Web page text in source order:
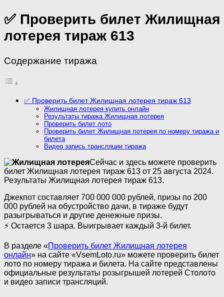
✅ Проверить билет Жилищная
лотерея тираж 613
Содержание тиража
✅ Проверить билет Жилищная лотерея тираж 613
Жилищная лотерея купить онлайн
Результаты тиража Жилищная лотерея
Проверить билет лото
Проверить билет Жилищная лотерея по номеру тиража и
билета
Видео запись трансляции тиража
Сейчас и здесь можете проверить
билет Жилищная лотерея тираж 613 от 25 августа 2024.
Результаты Жилищная лотерея тираж 613.
Джекпот составляет 700 000 000 рублей, призы по 200
000 рублей на обустройство дачи, в тираже будут
разыгрываться и другие денежные призы.
⚡ Остается 3 шара. Выигрывает каждый 3-й билет.
В разделе «Проверить билет Жилищная лотерея
онлайн» на сайте «VsemLoto.ru» можете проверить билет
лото по номеру тиража и билета. На сайте представлены
официальные результаты розыгрышей лотерей Столото
и видео записи трансляций.